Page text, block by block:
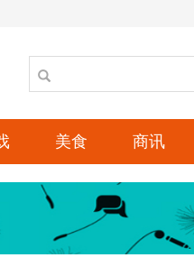
美食 商讯